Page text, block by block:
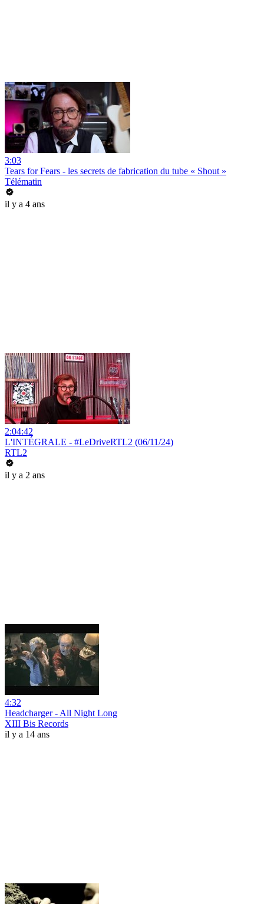
3:03
Tears for Fears - les secrets de fabrication du tube « Shout »
Télématin
il y a 4 ans
2:04:42
L'INTÉGRALE - #LeDriveRTL2 (06/11/24)
RTL2
il y a 2 ans
4:32
Headcharger - All Night Long
XIII Bis Records
il y a 14 ans